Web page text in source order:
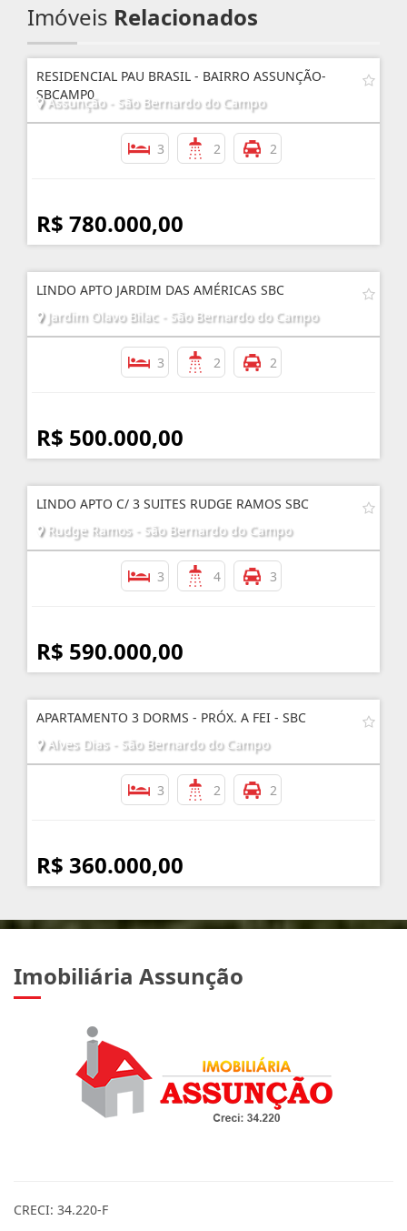
Imóveis Relacionados
RESIDENCIAL PAU BRASIL - BAIRRO ASSUNÇÃO-
SBCAMP0
Assunção - São Bernardo do Campo
3 2 2
R$ 780.000,00
LINDO APTO JARDIM DAS AMÉRICAS SBC
Jardim Olavo Bilac - São Bernardo do Campo
3 2 2
R$ 500.000,00
LINDO APTO C/ 3 SUITES RUDGE RAMOS SBC
Rudge Ramos - São Bernardo do Campo
3 4 3
R$ 590.000,00
APARTAMENTO 3 DORMS - PRÓX. A FEI - SBC
Alves Dias - São Bernardo do Campo
3 2 2
R$ 360.000,00
Imobiliária Assunção
CRECI: 34.220-F